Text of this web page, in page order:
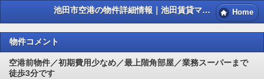
池田市空港の物件詳細情報｜池田賃貸マンション情報NET Home
物件コメント
空港前物件／初期費用少なめ／最上階角部屋／業務スーパーまで
徒歩3分です